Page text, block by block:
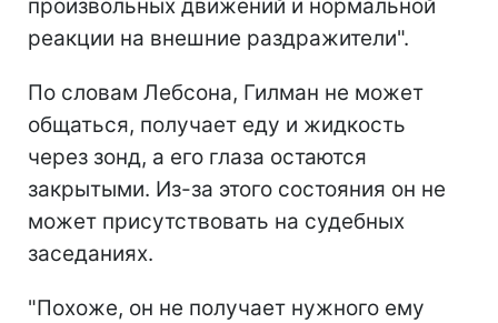
произвольных движений и нормальной
реакции на внешние раздражители".
По словам Лебсона, Гилман не может
общаться, получает еду и жидкость
через зонд, а его глаза остаются
закрытыми. Из-за этого состояния он не
может присутствовать на судебных
заседаниях.
"Похоже, он не получает нужного ему